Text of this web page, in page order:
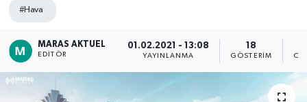
#Hava
MARAS AKTUEL
EDITÖR
01.02.2021 - 13:08
YAYINLANMA
18
GÖSTERIM
Kültür Sanat